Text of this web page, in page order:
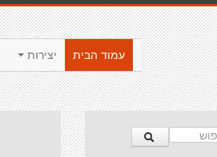
יצירות
עמוד הבית